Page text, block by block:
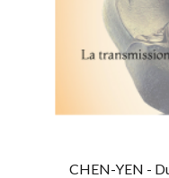
CHEN-YEN -